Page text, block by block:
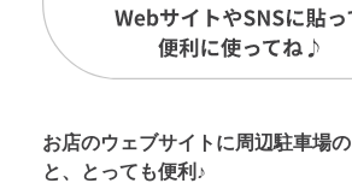
お店のウェブサイトに周辺駐車場の
と、とっても便利♪